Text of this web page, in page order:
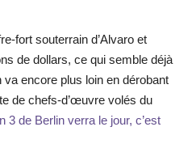
fort souterrain d’Alvaro et
de dollars, ce qui semble déjà
encore plus loin en dérobant
de chefs-d’œuvre volés du
3 de Berlin verra le jour, c’est